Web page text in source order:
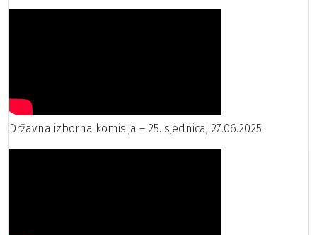
Državna izborna komisija – 25. sjednica, 27.06.2025.